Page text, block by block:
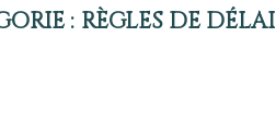
RÈGLES DE DÉLAI